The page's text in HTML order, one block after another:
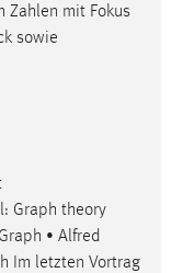
Zahlen mit Fokus
sowie
Graph theory
• Alfred
Im letzten Vortrag